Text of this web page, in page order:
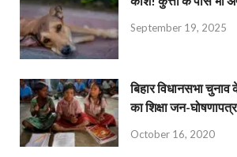
September 19, 2025
बिहार विधानसभा
का शिक्षा जन-घोषणापत्र
October 16, 2020